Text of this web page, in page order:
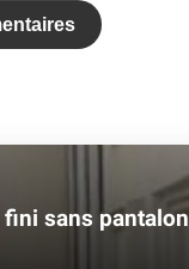
sans pantalon